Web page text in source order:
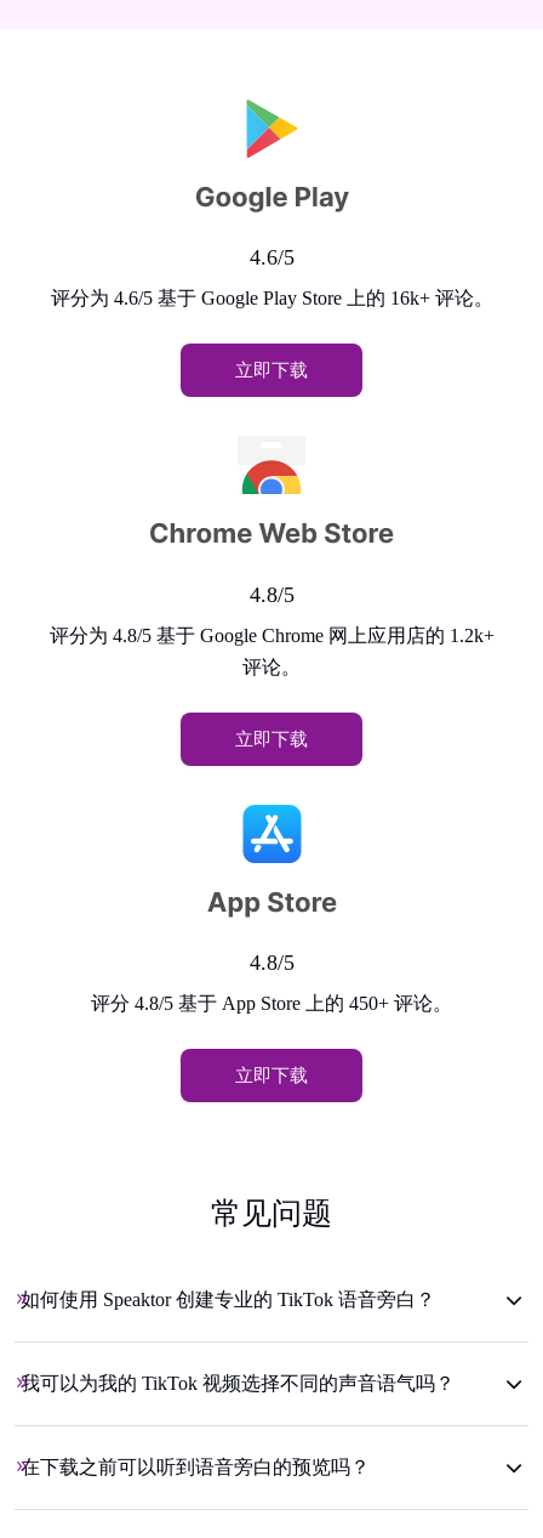
4.6/5
评分为 4.6/5 基于 Google Play Store 上的 16k+ 评论。
立即下载
4.8/5
评分为 4.8/5 基于 Google Chrome 网上应用店的 1.2k+
评论。
立即下载
4.8/5
评分 4.8/5 基于 App Store 上的 450+ 评论。
立即下载
常见问题
如何使用 Speaktor 创建专业的 TikTok 语音旁白？
我可以为我的 TikTok 视频选择不同的声音语气吗？
在下载之前可以听到语音旁白的预览吗？